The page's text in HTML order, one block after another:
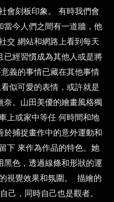
會刻板印象。 有時我們會
當今人們之間有一道牆，他
交 網站和網路上看到每天
已經習慣成為其他人或是將
義的事情已藏在其他事情
似可愛的表情，或許就是
奈。山田美優的繪畫風格獨
上或家中等任 何時間和地
於捕捉畫作中的意外運動和
下 來作為作品的特色。她
黑色，透過線條和形狀的運
視覺效果和氛圍。 描繪的
己，同時自己也是觀者。